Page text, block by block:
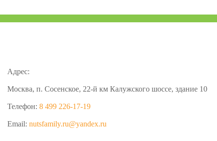
Адрес:
Москва, п. Сосенское, 22-й км Калужского шоссе, здание 10
Телефон: 8 499 226-17-19
Email: nutsfamily.ru@yandex.ru